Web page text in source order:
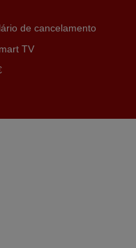
informação acerca de
marca mas
em loja nenhuma me
diziam que
Edite,
de cancelamento
TV